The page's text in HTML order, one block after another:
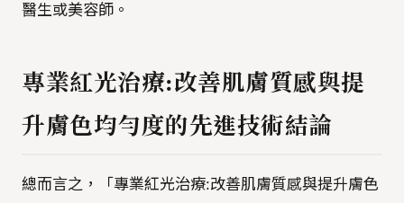
醫生或美容師。
專業紅光治療:改善肌膚質感與提
升膚色均勻度的先進技術結論
總而言之，「專業紅光治療:改善肌膚質感與提升膚色